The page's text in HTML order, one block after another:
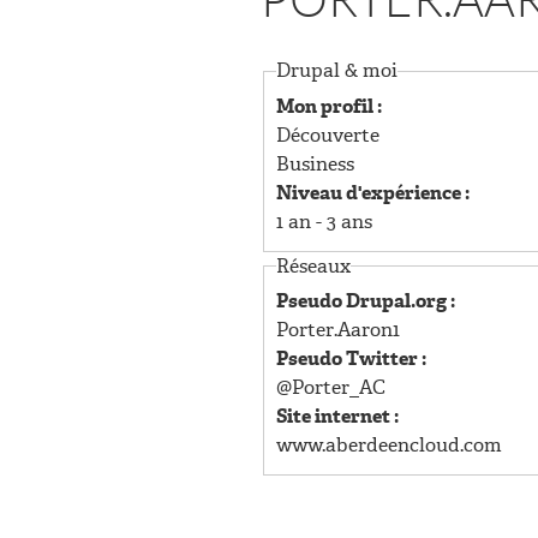
U
P
R
N
C
P
A
Drupal & moi
Mon profil :
Découverte
Business
Niveau d'expérience :
1 an - 3 ans
Réseaux
Pseudo Drupal.org :
Porter.Aaron1
Pseudo Twitter :
@Porter_AC
Site internet :
www.aberdeencloud.com